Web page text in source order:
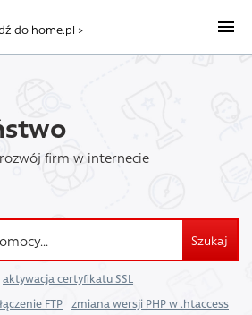
do home.pl >
firm w internecie
Szukaj
aktywacja certyfikatu SSL
FTP zmiana wersji PHP w .htaccess